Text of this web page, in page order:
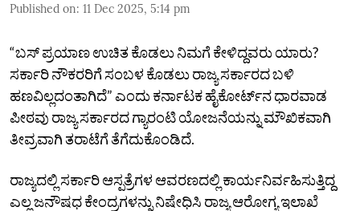
Published on: 11 Dec 2025, 5:14 pm
“ಬಸ್‌ ಪ್ರಯಾಣ ಉಚಿತ ಕೊಡಲು ನಿಮಗೆ ಕೇಳಿದ್ದವರು ಯಾರು?
ಸರ್ಕಾರಿ ನೌಕರರಿಗೆ ಸಂಬಳ ಕೊಡಲು ರಾಜ್ಯ ಸರ್ಕಾರದ ಬಳಿ
ಹಣವಿಲ್ಲದಂತಾಗಿದೆ” ಎಂದು ಕರ್ನಾಟಕ ಹೈಕೋರ್ಟ್‌ನ ಧಾರವಾಡ
ಪೀಠವು ರಾಜ್ಯ ಸರ್ಕಾರದ ಗ್ಯಾರಂಟಿ ಯೋಜನೆಯನ್ನು ಮೌಖಿಕವಾಗಿ
ತೀವ್ರವಾಗಿ ತರಾಟೆಗೆ ತೆಗೆದುಕೊಂಡಿದೆ.
ರಾಜ್ಯದಲ್ಲಿ ಸರ್ಕಾರಿ ಆಸ್ಪತ್ರೆಗಳ ಆವರಣದಲ್ಲಿ ಕಾರ್ಯನಿರ್ವಹಿಸುತ್ತಿದ್ದ
ಎಲ್ಲ ಜನೌಷಧ ಕೇಂದ್ರಗಳನ್ನು ನಿಷೇಧಿಸಿ ರಾಜ್ಯ ಆರೋಗ್ಯ ಇಲಾಖೆ